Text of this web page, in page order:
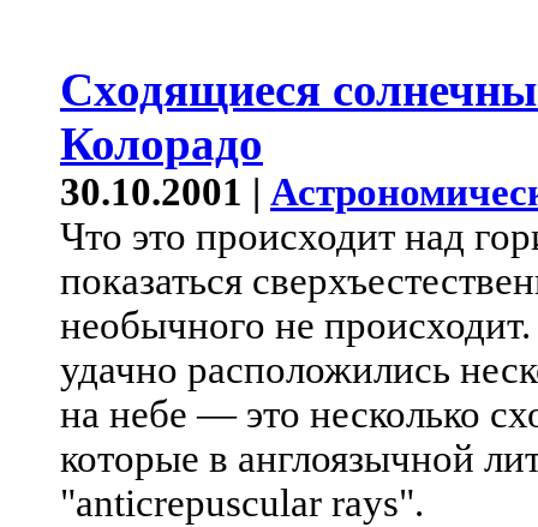
Сходящиеся
Колорадо
30.10.2001 |
Что это происходит над
показаться
необычного не
удачно расположились
на небе — это несколько
которые в англоязычной
"anticrepuscular rays".